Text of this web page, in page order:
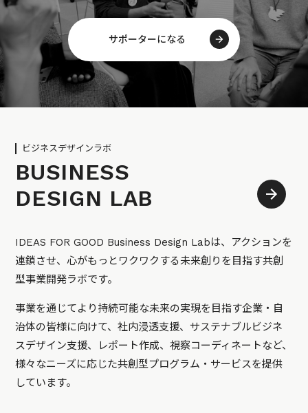
サポーターになる
ビジネスデザインラボ
BUSINESS
DESIGN LAB
IDEAS FOR GOOD Business Design Labは、アクションを
連鎖させ、心がもっとワクワクする未来創りを目指す共創
型事業開発ラボです。
事業を通じてより持続可能な未来の実現を目指す企業・自
治体の皆様に向けて、社内浸透支援、サステナブルビジネ
スデザイン支援、レポート作成、視察コーディネートなど、
様々なニーズに応じた共創型プログラム・サービスを提供
しています。